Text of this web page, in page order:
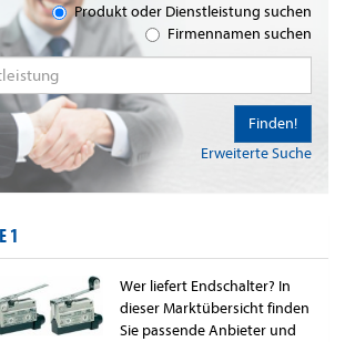
Produkt oder Dienstleistung suchen
Firmennamen suchen
Erweiterte Suche
Finden!
1
Wer liefert Endschalter? In
dieser Marktübersicht finden
Sie passende Anbieter und